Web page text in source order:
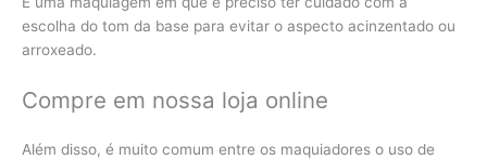
escolha do tom da base para evitar o aspecto acinzentado ou
arroxeado.
Compre em nossa loja online
Além disso, é muito comum entre os maquiadores o uso de